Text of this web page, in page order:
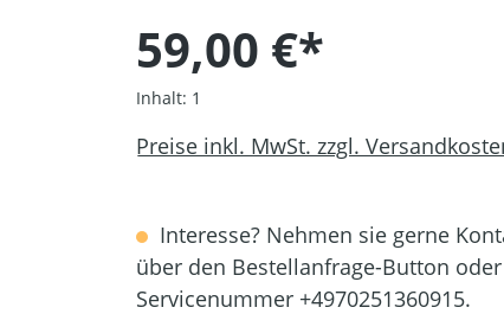
59,00 €*
Inhalt: 1
Preise inkl. MwSt. zzgl.
Interesse? Nehmen sie gerne
über den Bestellanfrage-Button
Servicenummer +4970251360915.